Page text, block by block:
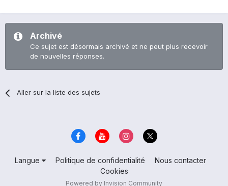
Archivé
Ce sujet est désormais archivé et ne peut plus recevoir
de nouvelles réponses.
Aller sur la liste des sujets
Langue Politique de confidentialité
Nous contacter
Cookies
Powered by Invision Community